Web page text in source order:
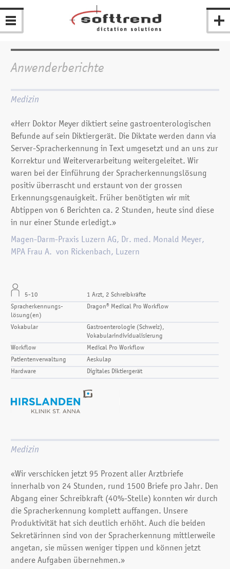
Anwenderberichte
Medizin
«Herr Doktor Meyer diktiert seine gastroenterologischen
Befunde auf sein Diktiergerät. Die Diktate werden dann via
Server-Spracherkennung in Text umgesetzt und an uns zur
Korrektur und Weiterverarbeitung weitergeleitet. Wir
waren bei der Einführung der Spracherkennungslösung
positiv überrascht und erstaunt von der grossen
Erkennungsgenauigkeit. Früher benötigten wir mit
Abtippen von 6 Berichten ca. 2 Stunden, heute sind diese
in nur einer Stunde erledigt.»
Magen-Darm-Praxis Luzern AG, Dr. med. Monald Meyer,
MPA Frau A. von Rickenbach, Luzern
5-10
1 Arzt, 2 Schreibkräfte
Spracherkennungs­
lösung(en)
Dragon® Medical Pro Workflow
Vokabular
Gastroenterologie (Schweiz),
Vokabularindividualisierung
Workflow
Medical Pro Workflow
Patientenverwaltung
Aeskulap
Hardware
Digitales Diktiergerät
Medizin
«Wir verschicken jetzt 95 Prozent aller Arztbriefe
innerhalb von 24 Stunden, rund 1500 Briefe pro Jahr. Den
Abgang einer Schreibkraft (40%-Stelle) konnten wir durch
die Spracherkennung komplett auffangen. Unsere
Produktivität hat sich deutlich erhöht. Auch die beiden
Sekretärinnen sind von der Spracherkennung mittlerweile
angetan, sie müssen weniger tippen und können jetzt
andere Aufgaben übernehmen.»